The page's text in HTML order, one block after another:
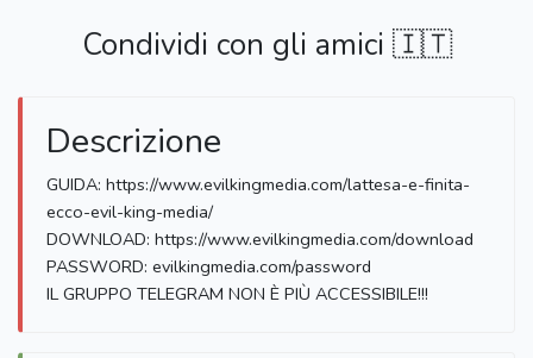
Condividi con gli amici 🇮🇹
Descrizione
GUIDA: https://www.evilkingmedia.com/lattesa-e-finita-
ecco-evil-king-media/
DOWNLOAD: https://www.evilkingmedia.com/download
PASSWORD: evilkingmedia.com/password
IL GRUPPO TELEGRAM NON È PIÙ ACCESSIBILE!!!